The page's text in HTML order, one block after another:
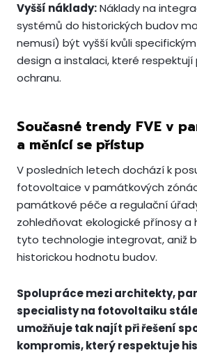
Vyšší náklady:Náklady na
systémů do historických budov
nemusí) být vyšší kvůli
design a instalaci, které
ochranu.
Současné trendy FVE v
a měnící se přístup
V posledních letech dochází k
fotovoltaice v památkových
památkové péče a regulační
zohledňovat ekologické přínosy a
tyto technologie integrovat, aniž
historickou hodnotu budov.
Spolupráce mezi architekty,
specialisty na fotovoltaiku
umožňuje tak najít při řešení
kompromis, který respektuje